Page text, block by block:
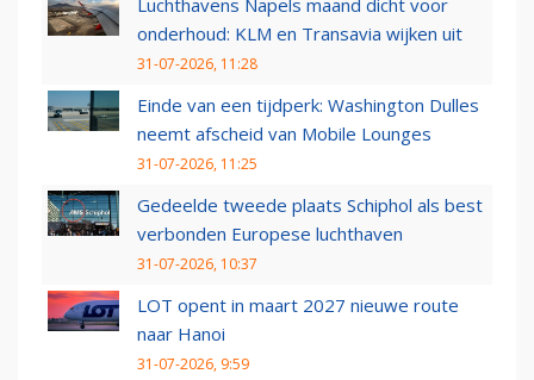
Luchthavens Napels maand dicht voor
onderhoud: KLM en Transavia wijken uit
31-07-2026, 11:28
Einde van een tijdperk: Washington Dulles
neemt afscheid van Mobile Lounges
31-07-2026, 11:25
Gedeelde tweede plaats Schiphol als best
verbonden Europese luchthaven
31-07-2026, 10:37
LOT opent in maart 2027 nieuwe route
naar Hanoi
31-07-2026, 9:59